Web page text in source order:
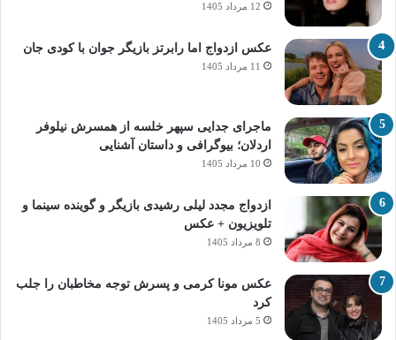
12 مرداد 1405
عکس ازدواج اما رابرتز بازیگر جوان با کودی جان
11 مرداد 1405
ماجرای جدایی سپهر خلسه از همسرش نیلوفر
اردلان؛ بیوگرافی و داستان آشنایی
10 مرداد 1405
ازدواج مجدد لیلی رشیدی بازیگر و گوینده سینما و
تلویزیون + عکس
8 مرداد 1405
عکس مونا کرمی و پسرش توجه مخاطبان را جلب
کرد
5 مرداد 1405